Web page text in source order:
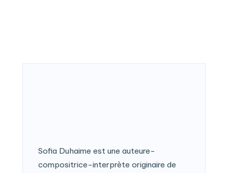
Sofia Duhaime est une auteure-
compositrice-interprète originaire de